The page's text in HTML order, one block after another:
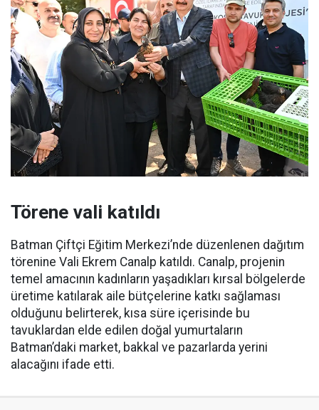
Törene vali katıldı
Batman Çiftçi Eğitim Merkezi’nde düzenlenen dağıtım
törenine Vali Ekrem Canalp katıldı. Canalp, projenin
temel amacının kadınların yaşadıkları kırsal bölgelerde
üretime katılarak aile bütçelerine katkı sağlaması
olduğunu belirterek, kısa süre içerisinde bu
tavuklardan elde edilen doğal yumurtaların
Batman’daki market, bakkal ve pazarlarda yerini
alacağını ifade etti.